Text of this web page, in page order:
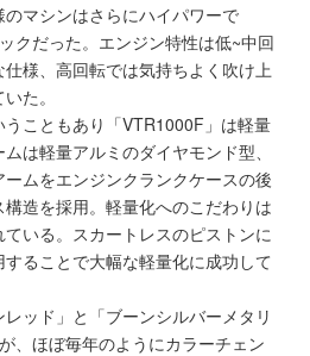
マシンはさらにハイパワーで
クだった。エンジン特性は低~中回
様、高回転では気持ちよく吹け上
た。
こともあり「VTR1000F」は軽量
は軽量アルミのダイヤモンド型、
ムをエンジンクランクケースの後
造を採用。軽量化へのこだわりは
いる。スカートレスのピストンに
ることで大幅な軽量化に成功して
ッド」と「ブーンシルバーメタリ
、ほぼ毎年のようにカラーチェン